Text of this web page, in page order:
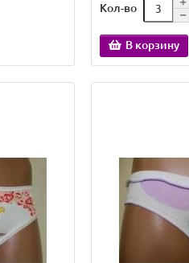
Кол-во
В корзину